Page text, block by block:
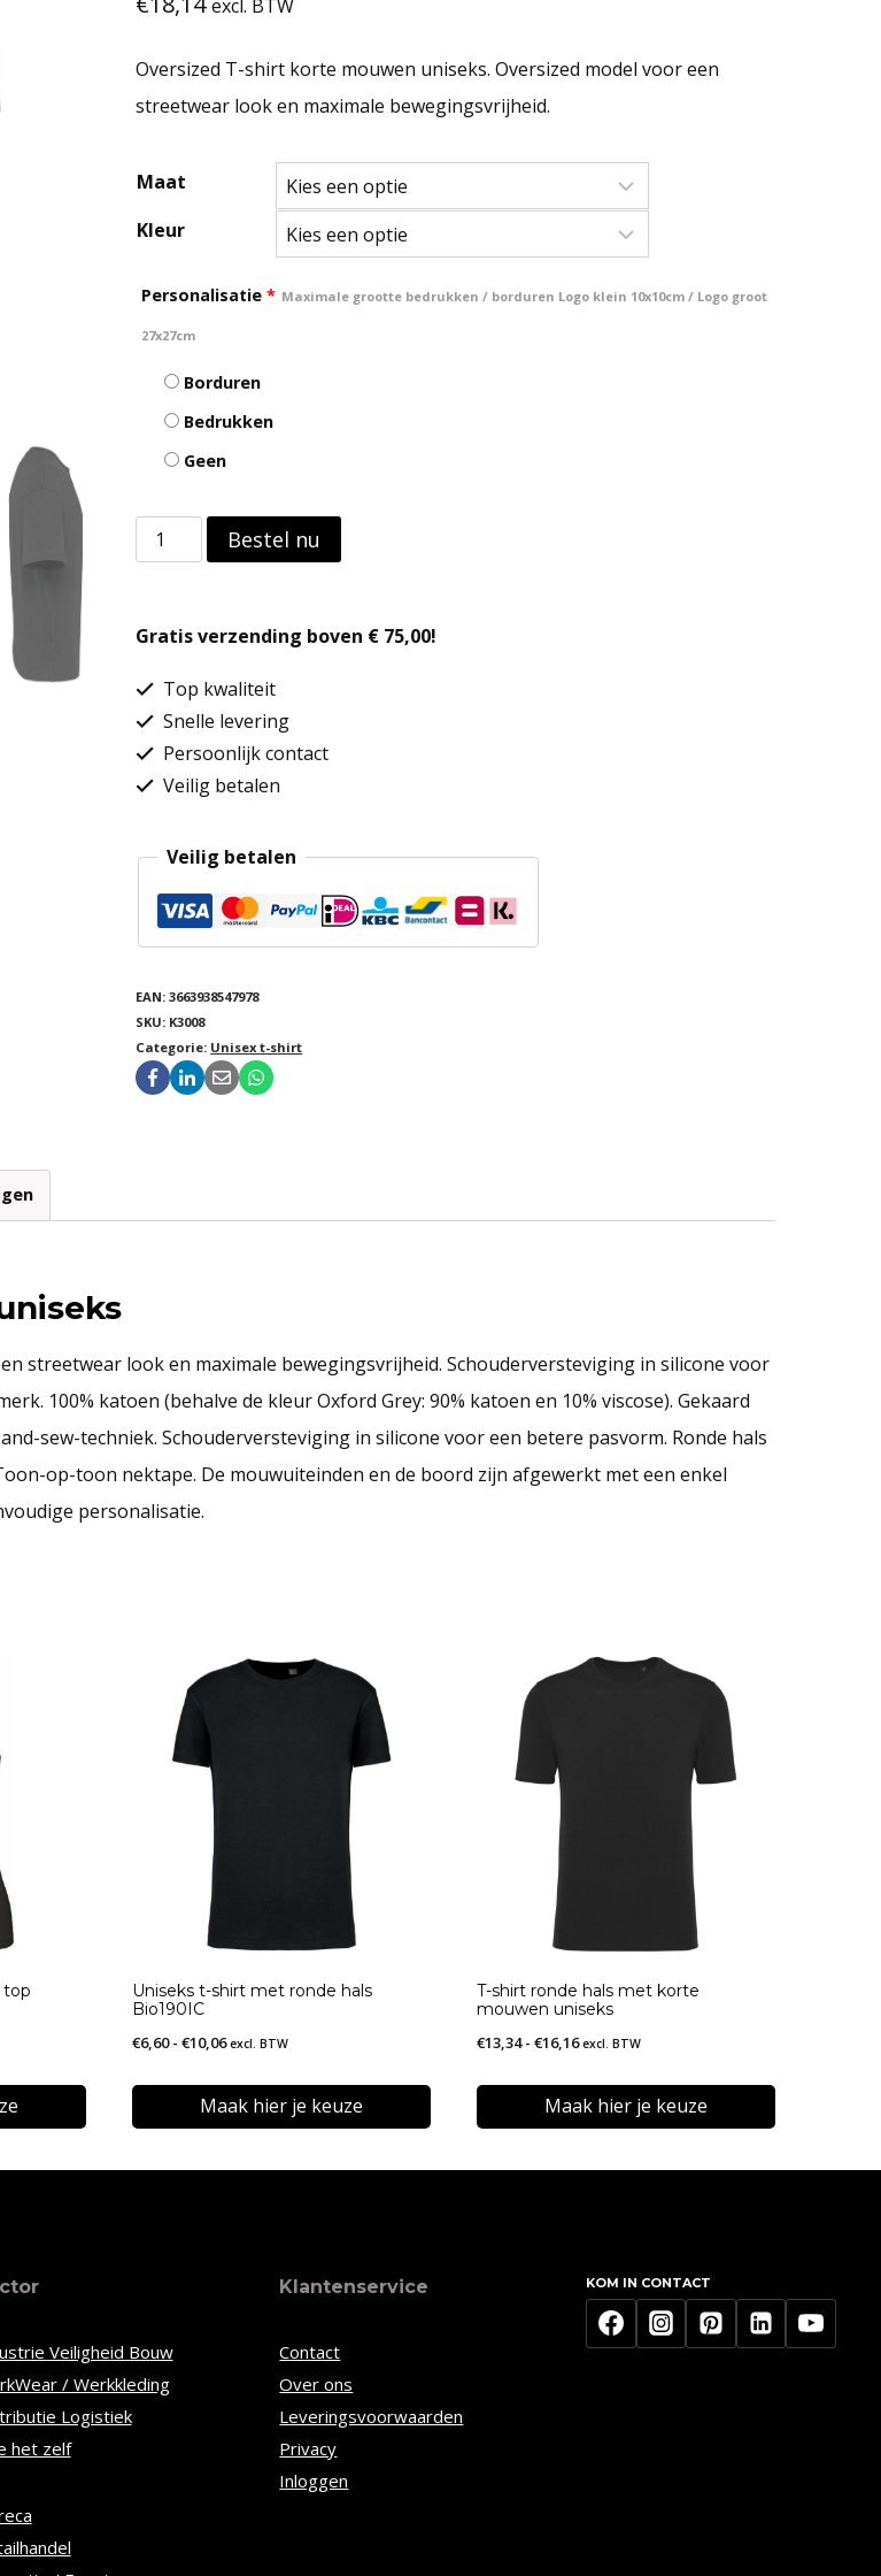
excl. BTW
Oversized T-shirt korte mouwen uniseks. Oversized model voor een
streetwear look en maximale bewegingsvrijheid.
Maat
Kleur
Personalisatie * Maximale grootte bedrukken / borduren Logo klein 10x10cm / Logo groot
27x27cm
Borduren
Bedrukken
Geen
Oversized
T-
korte
mouwen
uniseks
aantal
Bestel nu
Gratis verzending boven € 75,00!
Top kwaliteit
Snelle levering
Persoonlijk contact
Veilig betalen
Veilig betalen
EAN:3663938547978
SKU: K3008
Categorie: Unisex t-shirt
streetwear look en maximale bewegingsvrijheid. Schouderversteviging in silicone voor
100% katoen (behalve de kleur Oxford Grey: 90% katoen en 10% viscose). Gekaard
sew-techniek. Schouderversteviging in silicone voor een betere pasvorm. Ronde hals
op-toon nektape. De mouwuiteinden en de boord zijn afgewerkt met een enkel
personalisatie.
top
Uniseks t-shirt met ronde hals
Bio190IC
€6,60 - €10,06Prijsklasse:
tot
€10,06
excl. BTW
Maak hier je keuze
optie
kan
T-shirt ronde hals met korte
mouwen uniseks
€13,34 - €16,16Prijsklasse:
tot
€16,16
excl. BTW
Maak hier je keuze
Veiligheid Bouw
/ Werkkleding
Logistiek
het zelf
Klantenservice
Contact
Over ons
Leveringsvoorwaarden
Privacy
Inloggen
KOM IN CONTACT